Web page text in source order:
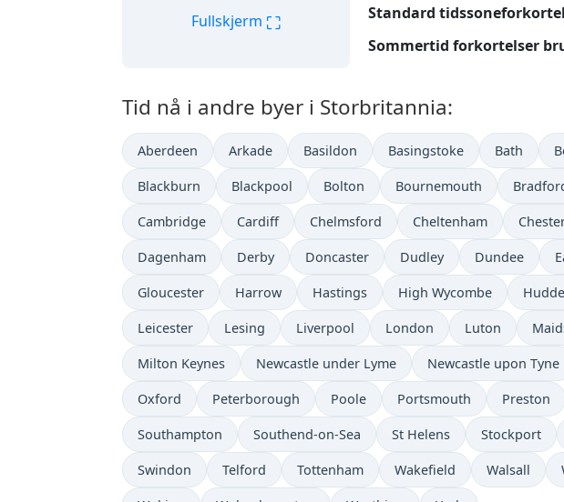
Fullskjerm ⛶
Standard
Sommertid forkortelser
Tid nå i andre byer i Storbritannia:
Aberdeen Arkade Basildon Basingstoke Bath
Blackburn Blackpool Bolton Bournemouth
Cambridge Cardiff Chelmsford Cheltenham
Dagenham Derby Doncaster Dudley Dundee
Gloucester Harrow Hastings High Wycombe
Leicester Lesing Liverpool London Luton
Milton Keynes Newcastle under Lyme Newcastle upon Tyne
Oxford Peterborough Poole Portsmouth Preston
Southampton Southend-on-Sea St Helens Stockport
Swindon Telford Tottenham Wakefield Walsall